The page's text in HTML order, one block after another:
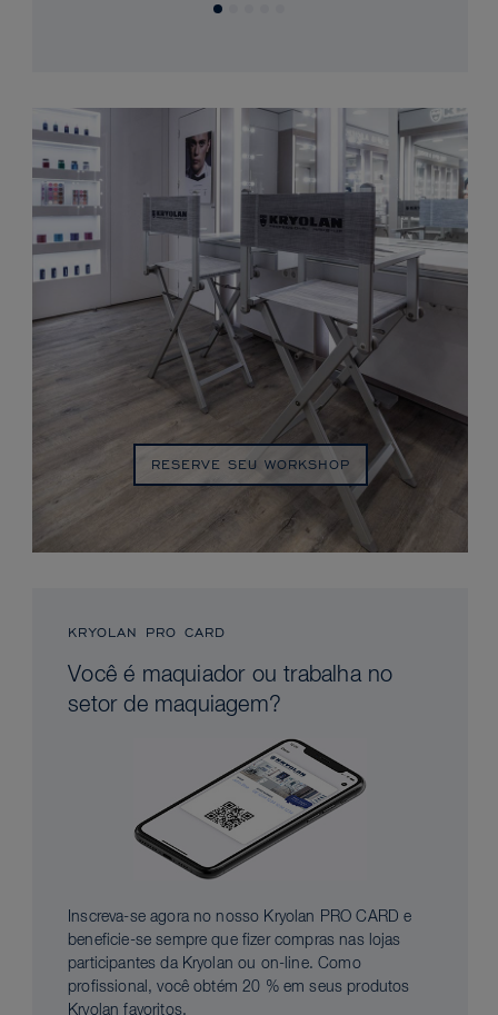
RESERVE SEU WORKSHOP
KRYOLAN PRO CARD
Você é maquiador ou trabalha no
setor de maquiagem?
Inscreva-se agora no nosso Kryolan PRO CARD e
beneficie-se sempre que fizer compras nas lojas
participantes da Kryolan ou on-line. Como
profissional, você obtém 20 % em seus produtos
Kryolan favoritos.